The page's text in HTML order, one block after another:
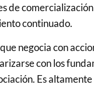
de
continuado.
negocia con
con los
Es